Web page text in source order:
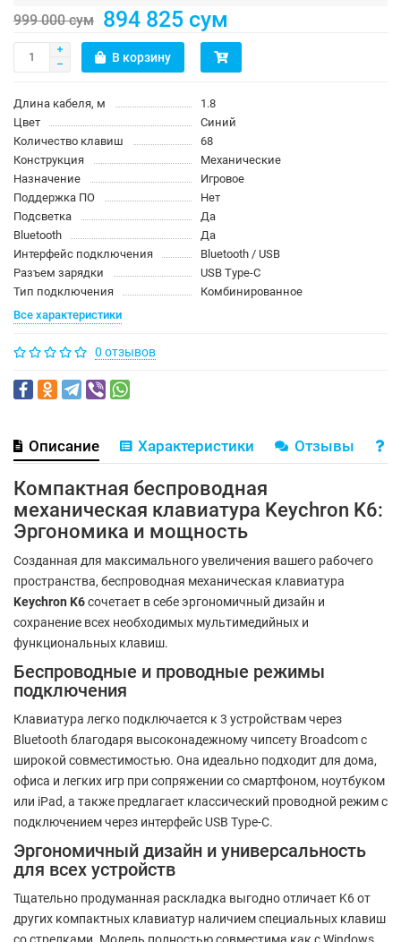
999 000 сум 894 825 сум
В корзину
Длина кабеля, м
1.8
Цвет
Синий
Количество клавиш
68
Конструкция
Механические
Назначение
Игровое
Поддержка ПО
Нет
Подсветка
Да
Bluetooth
Да
Интерфейс подключения
Bluetooth / USB
Разъем зарядки
USB Type-C
Тип подключения
Комбинированное
Все характеристики
0 отзывов
Описание Характеристики Отзывы
Компактная беспроводная
механическая клавиатура Keychron K6:
Эргономика и мощность
Созданная для максимального увеличения вашего рабочего
пространства, беспроводная механическая клавиатура
Keychron K6сочетает в себе эргономичный дизайн и
сохранение всех необходимых мультимедийных и
функциональных клавиш.
Беспроводные и проводные режимы
подключения
Клавиатура легко подключается к 3 устройствам через
Bluetooth благодаря высоконадежному чипсету Broadcom с
широкой совместимостью. Она идеально подходит для дома,
офиса и легких игр при сопряжении со смартфоном, ноутбуком
или iPad, а также предлагает классический проводной режим с
подключением через интерфейс USB Type-C.
Эргономичный дизайн и универсальность
для всех устройств
Тщательно продуманная раскладка выгодно отличает K6 от
других компактных клавиатур наличием специальных клавиш
со стрелками. Модель полностью совместима как с Windows,